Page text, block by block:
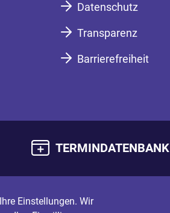
Datenschutz
Transparenz
Barrierefreiheit
TERMINDATENBANK
Einstellungen. Wir